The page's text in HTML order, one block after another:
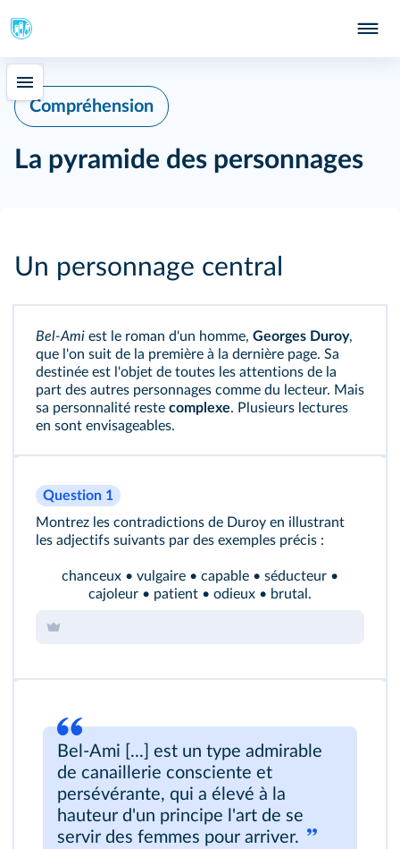
Compréhension
La pyramide des personnages
Un personnage central
Bel-Ami est le roman d'un homme, Georges Duroy,
que l'on suit de la première à la dernière page. Sa
destinée est l'objet de toutes les attentions de la
part des autres personnages comme du lecteur. Mais
sa personnalité reste complexe. Plusieurs lectures
en sont envisageables.
Question 1
Montrez les contradictions de Duroy en illustrant
les adjectifs suivants par des exemples précis :
chanceux • vulgaire • capable • séducteur •
cajoleur • patient • odieux • brutal.
Bel-Ami [...] est un type admirable
de canaillerie consciente et
persévérante, qui a élevé à la
hauteur d'un principe l'art de se
servir des femmes pour arriver.